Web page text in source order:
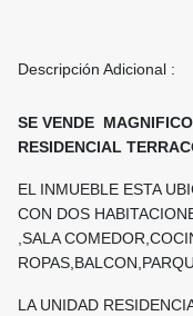
Descripción Adicional :
SE VENDE
RESIDENCIAL
EL INMUEBLE ESTA
CON DOS
,SALA
LA UNIDAD